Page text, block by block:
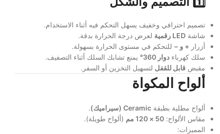
تصميم احترافي وخفيف يسهل التحكم فيه أثناء الاستخدام.
شاشة LED رقمية
لعرض درجة الحرارة بدقة.
أزرار + و − للتحكم في مستوى الحرارة بسهولة.
سلك كهرباء دوار 360°
يمنع تشابك السلك أثناء التصفيف.
مقبض قابل للقفل لتسهيل التخزين أو السفر.
ألواح المكواة
ألواح مطلية بطبقة Ceramic (سيراميك)
.
مقاس الألواح: 50 × 120 مم
(ألواح طويلة).
المميزات: